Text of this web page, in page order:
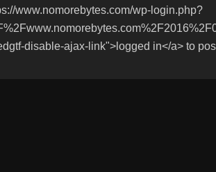
www.nomorebytes.com/wp-login.php?
disable-ajax-link">logged in</a> to